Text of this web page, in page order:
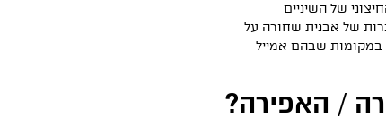
של השיניים
של אבנית שחורה על
במקומות שבהם אמייל
/ האפירה?